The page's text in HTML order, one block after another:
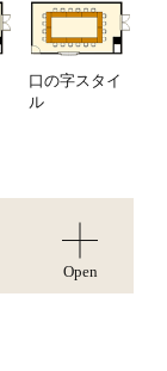
口の字スタイ
ル
Open